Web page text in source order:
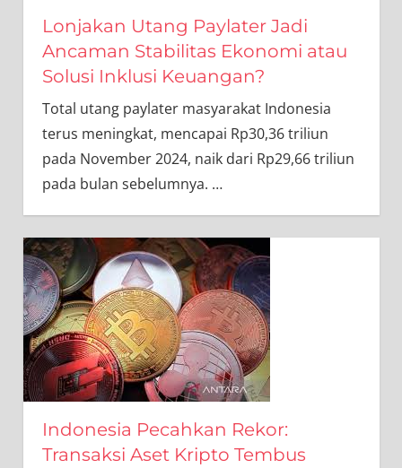
Lonjakan Utang Paylater Jadi
Ancaman Stabilitas Ekonomi atau
Solusi Inklusi Keuangan?
Total utang paylater masyarakat Indonesia
terus meningkat, mencapai Rp30,36 triliun
pada November 2024, naik dari Rp29,66 triliun
pada bulan sebelumnya. …
Indonesia Pecahkan Rekor:
Transaksi Aset Kripto Tembus